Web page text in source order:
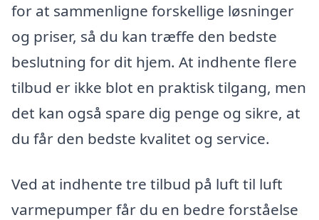
for at sammenligne forskellige løsninger
og priser, så du kan træffe den bedste
beslutning for dit hjem. At indhente flere
tilbud er ikke blot en praktisk tilgang, men
det kan også spare dig penge og sikre, at
du får den bedste kvalitet og service.
Ved at indhente tre tilbud på luft til luft
varmepumper får du en bedre forståelse